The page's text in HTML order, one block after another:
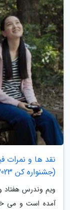
نقد ها و نمرات
(جشنواره کن 2023)
ویم وندرس هفتاد
آمده است و می